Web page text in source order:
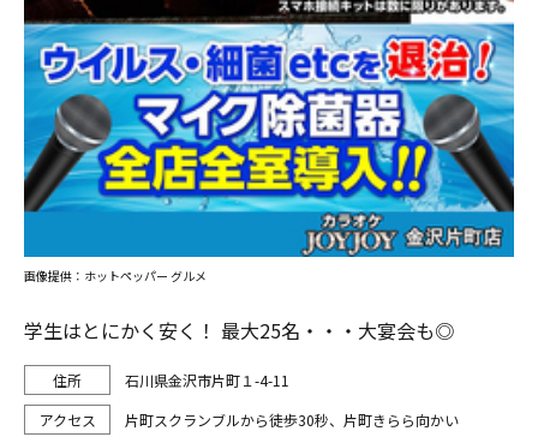
学生はとにかく安く！ 最大25名・・・大宴会も◎
石川県金沢市片町１-4-11
片町スクランブルから徒歩30秒、片町きらら向かい
画像提供：ホットペッパー グルメ